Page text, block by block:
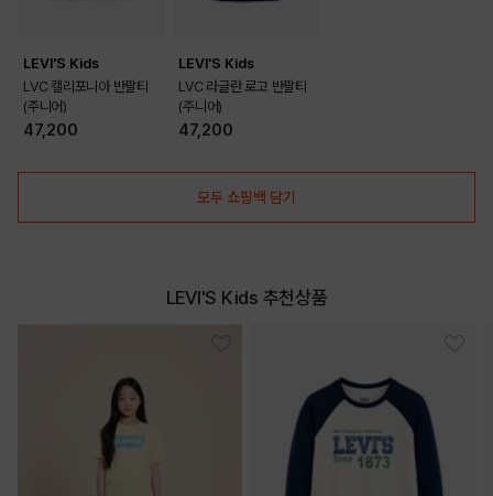
DETAILS
LEVI'S Kids
LVC 캘리포니아 반팔티
(주니어)
47,200
LEVI'S Kids
LVC 라글란 로고 반팔티
(주니어)
47,200
모두 쇼핑백 담기
LEVI'S Kids 추천상품